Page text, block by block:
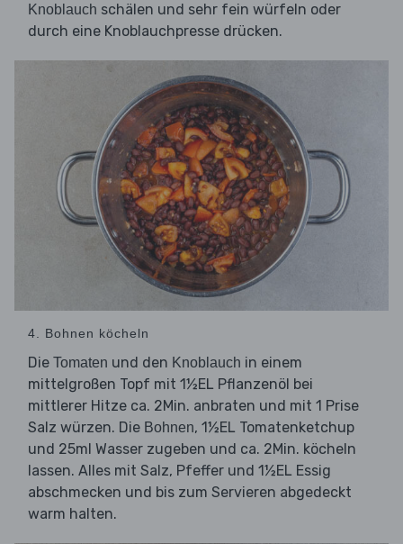
Knoblauch schälen und sehr fein würfeln oder
durch eine Knoblauchpresse drücken.
4. Bohnen köcheln
Die Tomaten und den Knoblauch in einem
mittelgroßen Topf mit 1½EL Pflanzenöl bei
mittlerer Hitze ca. 2Min. anbraten und mit 1 Prise
Salz würzen. Die Bohnen, 1½EL Tomatenketchup
und 25ml Wasser zugeben und ca. 2Min. köcheln
lassen. Alles mit Salz, Pfeffer und 1½EL Essig
abschmecken und bis zum Servieren abgedeckt
warm halten.